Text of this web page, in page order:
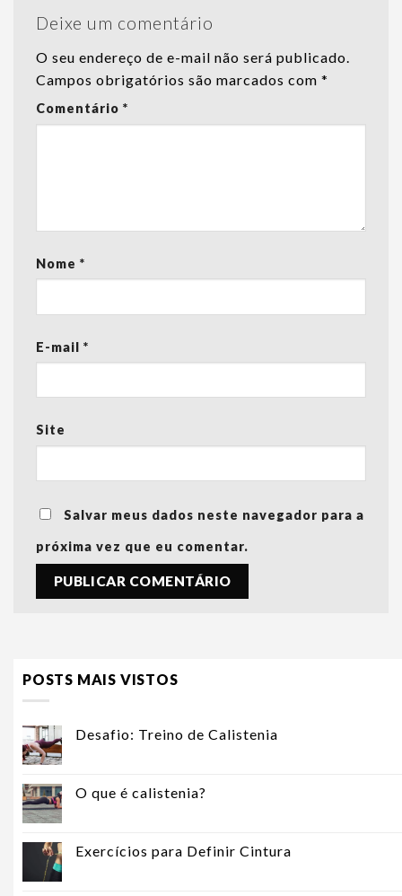
Deixe um comentário
O seu endereço de e-mail não será publicado.
Campos obrigatórios são marcados com *
Comentário *
Nome *
E-mail *
Site
Salvar meus dados neste navegador para a
próxima vez que eu comentar.
POSTS MAIS VISTOS
Desafio: Treino de Calistenia
O que é calistenia?
Exercícios para Definir Cintura